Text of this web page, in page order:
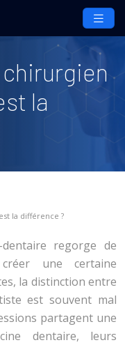
la
la différence ?
regorge de
une certaine
la distinction entre
est souvent mal
partagent une
dentaire, leurs